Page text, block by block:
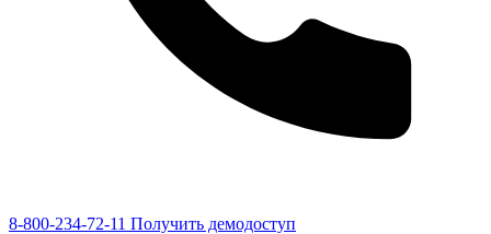
8-800-234-72-11 Получить демодоступ